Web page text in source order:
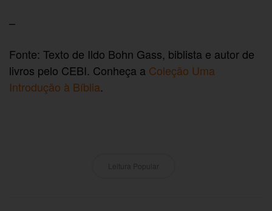
–
Fonte: Texto de Ildo Bohn Gass, biblista e autor de
livros pelo CEBI. Conheça a Coleção Uma
Introdução à Bíblia.